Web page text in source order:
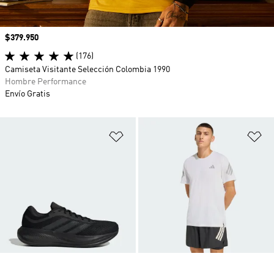
Añadir a la lista de deseos
Precio
$379.950
(176)
Camiseta Visitante Selección Colombia 1990
Hombre Performance
Envío Gratis